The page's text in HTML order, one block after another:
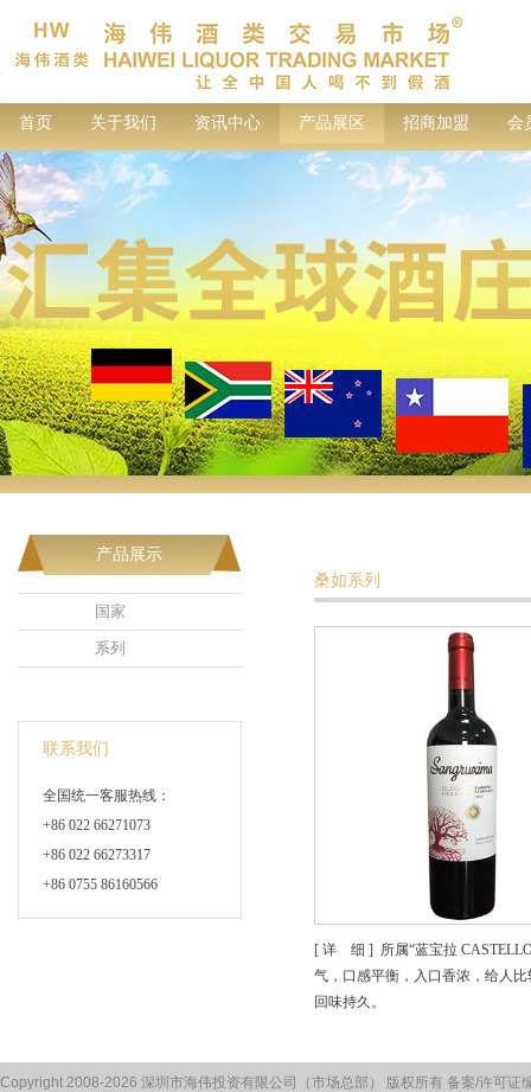
首页 关于我们 资讯中心 产品展区 招商加盟 会
产品展示
国家
系列
联系我们
全国统一客服热线：
+86 022 66271073
+86 022 66273317
+86 0755 86160566
桑如系列
[ 详 细 ] 所属“蓝宝拉
气，口感平衡，入口香浓，给人
回味持久。
Copyright 2008-2026 深圳市海伟投资有限公司（市场总部） 版权所有 备案/许可证